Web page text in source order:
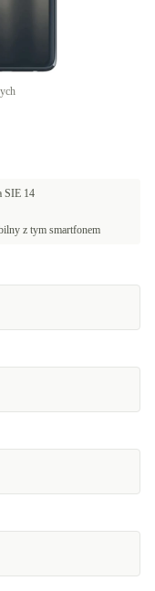
SIE 14
z tym smartfonem